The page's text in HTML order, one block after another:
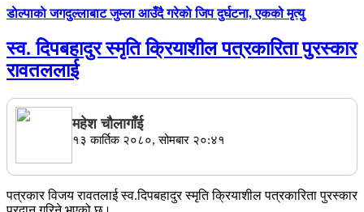
डाेल्पाकाे जगदुल्लाबाट जुम्ला आउँदै गरेकाे जिप दुर्घटना, एकको मृत्यु
स्व. दिपबहादुर स्मृति क्रियाशील पत्रकारिता पुरस्कार
रावतललाई
महेश चाैलागाँई
१३ कार्तिक २०८०, सोमबार २०:४१
पत्रकार विजय रावतलाई स्व.दिपबहादुर स्मृति क्रियाशील पत्रकारिता पुरस्कार